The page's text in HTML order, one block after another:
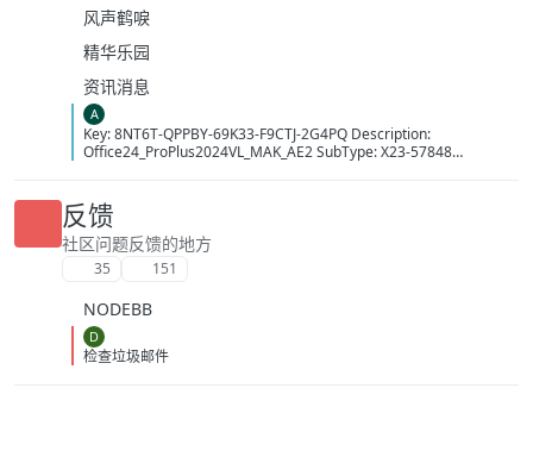
风声鹤唳
精华乐园
资讯消息
A
Key: 8NT6T-QPPBY-69K33-F9CTJ-2G4PQ Description:
Office24_ProPlus2024VL_MAK_AE2 SubType: X23-57848
反馈
社区问题反馈的地方
35 151
NODEBB
D
检查垃圾邮件